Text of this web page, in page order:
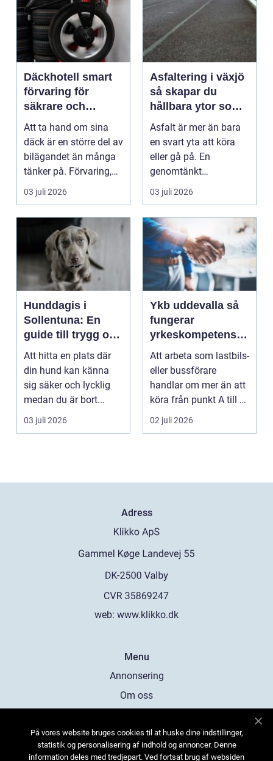
Däckhotell smart
förvaring för
säkrare och
enklare bilägande
Att ta hand om sina
däck är en större del av
bilägandet än många
tänker på. Förvaring,
skick, lufttr...
03 juli 2026
Asfaltering i växjö
så skapar du
hållbara ytor som
fungerar året runt
Asfalt är mer än bara
en svart yta att köra
eller gå på. En
genomtänkt
asfaltering kan lyfta
helhets...
03 juli 2026
Hunddagis i
Sollentuna: En
guide till trygg och
stimulerande
dagvård för din
hund
Att hitta en plats där
din hund kan känna
sig säker och lycklig
medan du är bort...
03 juli 2026
Ykb uddevalla så
fungerar
yrkeskompetensbe
vis för lastbil och
buss
Att arbeta som lastbils-
eller bussförare
handlar om mer än att
köra från punkt A till B.
Bakom varj...
02 juli 2026
Adress
web: www.klikko.dk
Menu
Annonsering
Om oss
Kontakta oss
Sitemap
På vores website bruges cookies til at huske dine indstillinger,
statistik og personalisering af indhold og annoncer. Denne
information deles med tredjepart. Ved fortsat brug af websiden